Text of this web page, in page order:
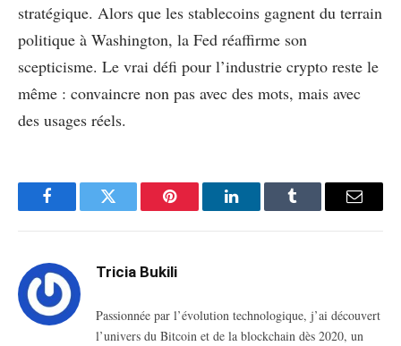
stratégique. Alors que les stablecoins gagnent du terrain
politique à Washington, la Fed réaffirme son
scepticisme. Le vrai défi pour l’industrie crypto reste le
même : convaincre non pas avec des mots, mais avec
des usages réels.
FacebookTwitter Pinterest LinkedInTumblr Email
Tricia Bukili
Passionnée par l’évolution technologique, j’ai découvert
l’univers du Bitcoin et de la blockchain dès 2020, un